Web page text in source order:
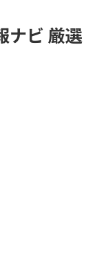
ナビ 厳選